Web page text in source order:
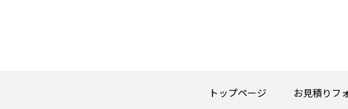
トップページ お見積りフ